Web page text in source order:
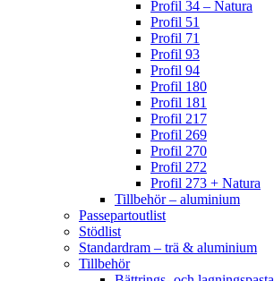
Profil 34 – Natura
Profil 51
Profil 71
Profil 93
Profil 94
Profil 180
Profil 181
Profil 217
Profil 269
Profil 270
Profil 272
Profil 273 + Natura
Tillbehör – aluminium
Passepartoutlist
Stödlist
Standardram – trä & aluminium
Tillbehör